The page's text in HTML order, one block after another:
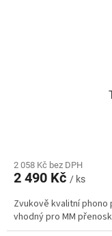
2 058 Kč bez DPH
2 490 Kč / ks
Zvukově kvalitní
vhodný pro MM